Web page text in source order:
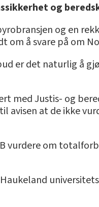
og
og en
om å svare på om
er det naturlig å
med Justis- og
avisen at de ikke
vurdere om